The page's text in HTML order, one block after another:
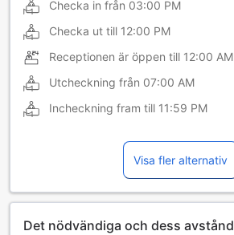
Checka in från 03:00 PM
Checka ut till 12:00 PM
Receptionen är öppen till 12:00 AM
Utcheckning från 07:00 AM
Incheckning fram till 11:59 PM
Visa fler alternativ
Det nödvändiga och dess avstånd